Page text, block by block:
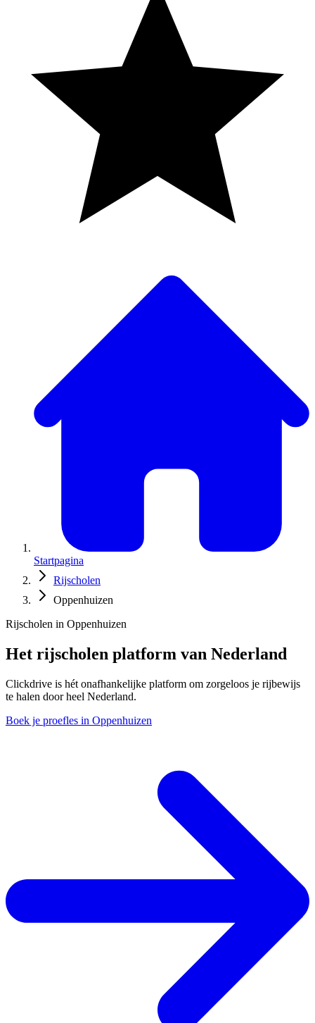
Startpagina
Rijscholen
Oppenhuizen
Rijscholen in Oppenhuizen
Het rijscholen platform van Nederland
Clickdrive is hét onafhankelijke platform om zorgeloos je rijbewijs
te halen door heel Nederland.
Boek je proefles in Oppenhuizen